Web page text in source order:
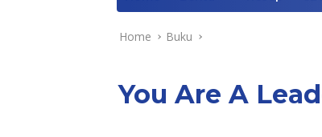
Home Buku
You Are A